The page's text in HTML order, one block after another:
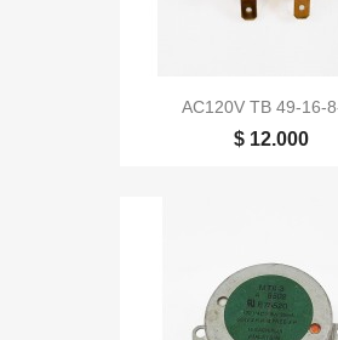
AC120V TB 49-16-
$ 12.000